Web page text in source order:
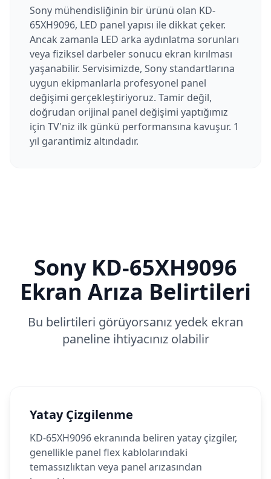
Sony mühendisliğinin bir ürünü olan KD-
65XH9096, LED panel yapısı ile dikkat çeker.
Ancak zamanla LED arka aydınlatma sorunları
veya fiziksel darbeler sonucu ekran kırılması
yaşanabilir. Servisimizde, Sony standartlarına
uygun ekipmanlarla profesyonel panel
değişimi gerçekleştiriyoruz. Tamir değil,
doğrudan orijinal panel değişimi yaptığımız
için TV'niz ilk günkü performansına kavuşur. 1
yıl garantimiz altındadır.
Sony KD-65XH9096
Ekran Arıza Belirtileri
Bu belirtileri görüyorsanız yedek ekran
paneline ihtiyacınız olabilir
Yatay Çizgilenme
KD-65XH9096 ekranında beliren yatay çizgiler,
genellikle panel flex kablolarındaki
temassızlıktan veya panel arızasından